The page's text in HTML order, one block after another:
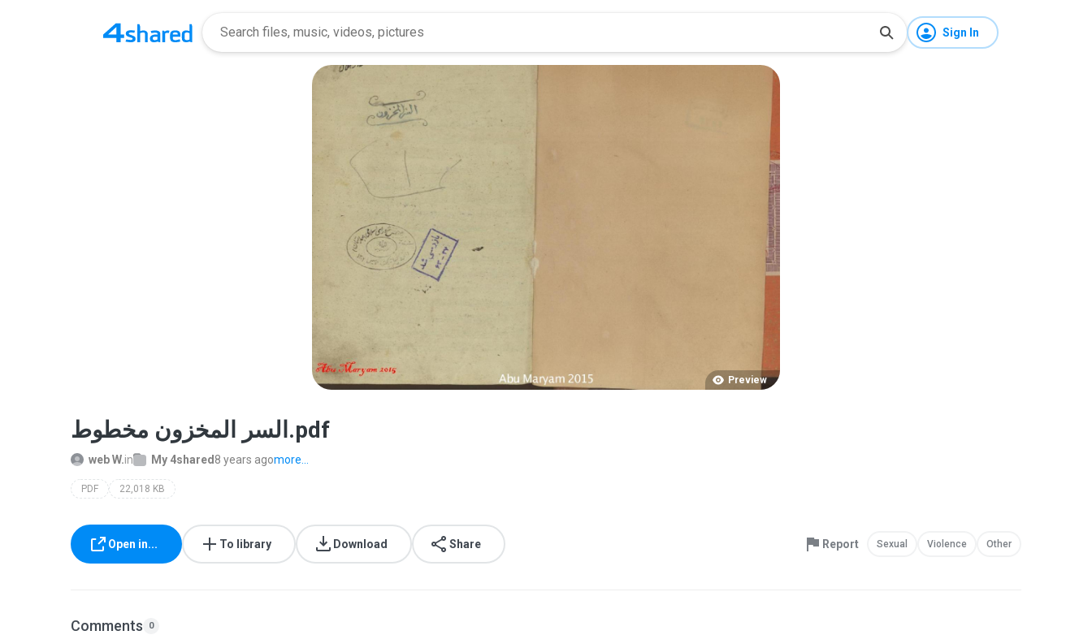
Sign In
Preview
السر المخزون مخطوط.pdf
web W.in My 4shared 8 years agomore...
PDF 22,018 KB
Open in... To library Download Share Report Sexual Violence Other
Comments 0